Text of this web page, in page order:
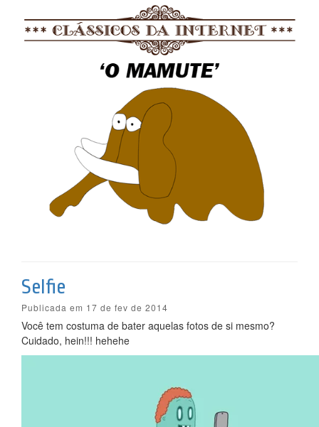
Selfie
Publicada em 17 de fev de 2014
Você tem costuma de bater aquelas fotos de si mesmo?
Cuidado, hein!!! hehehe